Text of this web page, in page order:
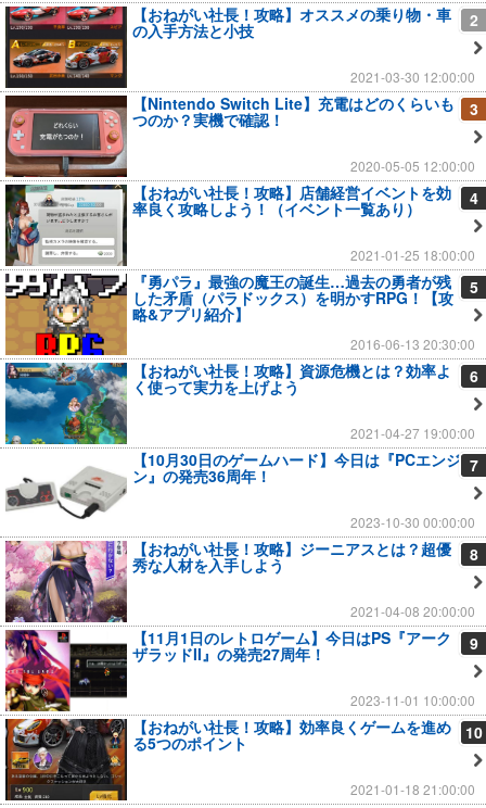
2
【おねがい社長！攻略】オススメの乗り物・車
の入手方法と小技
2021-03-30 12:00:00
3
【Nintendo Switch Lite】充電はどのくらいも
つのか？実機で確認！
2020-05-05 12:00:00
4
【おねがい社長！攻略】店舗経営イベントを効
率良く攻略しよう！（イベント一覧あり）
2021-01-25 18:00:00
5
『勇パラ』最強の魔王の誕生…過去の勇者が残
した矛盾（パラドックス）を明かすRPG！【攻
略&アプリ紹介】
2016-06-13 20:30:00
6
【おねがい社長！攻略】資源危機とは？効率よ
く使って実力を上げよう
2021-04-27 19:00:00
7
【10月30日のゲームハード】今日は『PCエンジ
ン』の発売36周年！
2023-10-30 00:00:00
8
【おねがい社長！攻略】ジーニアスとは？超優
秀な人材を入手しよう
2021-04-08 20:00:00
9
【11月1日のレトロゲーム】今日はPS『アーク
ザラッドII』の発売27周年！
2023-11-01 10:00:00
10
【おねがい社長！攻略】効率良くゲームを進め
る5つのポイント
2021-01-18 21:00:00